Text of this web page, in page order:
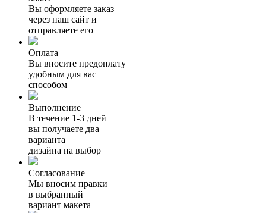
Вы оформляете заказ
через наш сайт и
отправляете его
Оплата
Вы вносите предоплату
удобным для вас
способом
Выполнение
В течение 1-3 дней
вы получаете два
варианта
дизайна на выбор
Согласование
Мы вносим правки
в выбранный
вариант макета